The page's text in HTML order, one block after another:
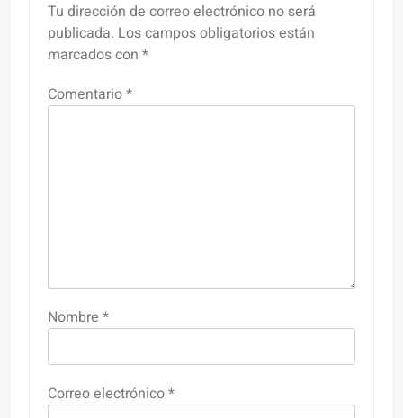
Tu dirección de correo electrónico no será
publicada. Los campos obligatorios están
marcados con *
Comentario*
Nombre *
Correo electrónico*